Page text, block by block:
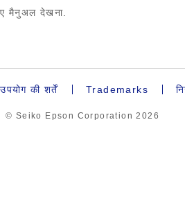
मैनुअल देखना.
उपयोग की शर्तें Trademarks
© Seiko Epson Corporation2026